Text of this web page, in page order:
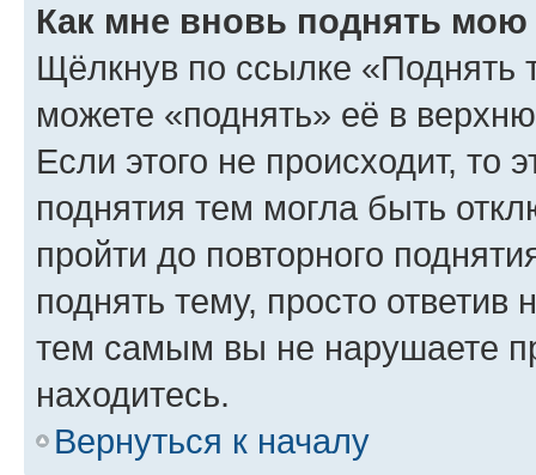
Как мне вновь поднять мою
Щёлкнув по ссылке «Поднять
можете «поднять» её в
Если этого не происходит, то
поднятия тем могла быть
пройти до повторного
поднять тему, просто ответив
тем самым вы не нарушаете
находитесь.
Вернуться к началу